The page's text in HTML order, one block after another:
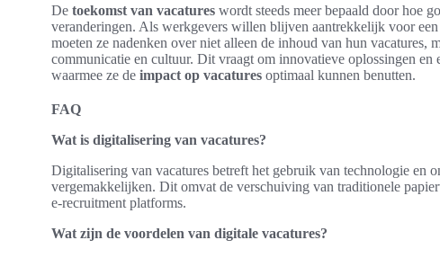
De toekomst van vacatures wordt steeds meer bepaald door hoe
veranderingen. Als werkgevers willen blijven aantrekkelijk voor een
moeten ze nadenken over niet alleen de inhoud van hun vacatures,
communicatie en cultuur. Dit vraagt om innovatieve oplossingen
waarmee ze de impact op vacatures optimaal kunnen benutten.
FAQ
Wat is digitalisering van vacatures?
Digitalisering van vacatures betreft het gebruik van technologie en
vergemakkelijken. Dit omvat de verschuiving van traditionele
e-recruitment platforms.
Wat zijn de voordelen van digitale vacatures?